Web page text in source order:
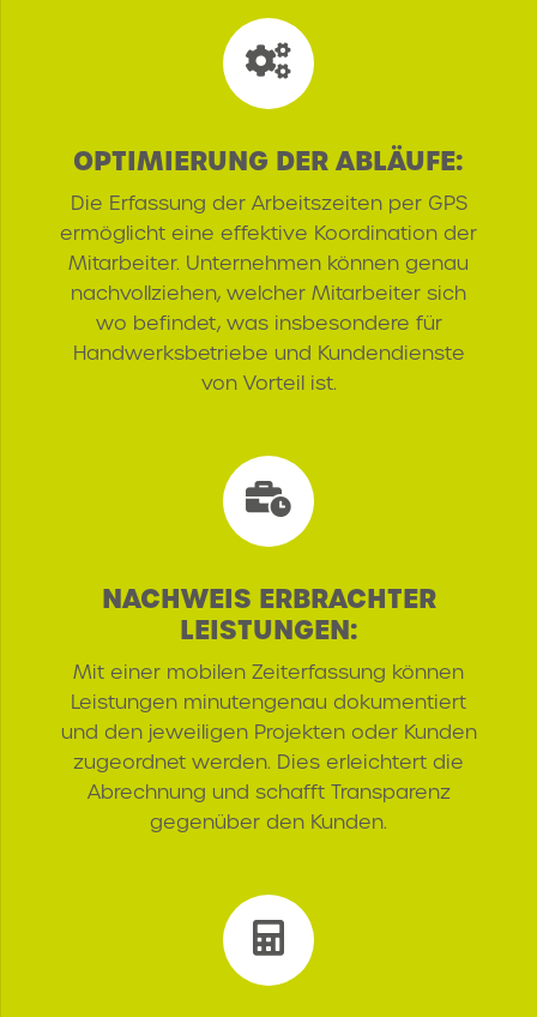
OPTIMIERUNG DER ABLÄUFE:
Die Erfassung der Arbeitszeiten per GPS
ermöglicht eine effektive Koordination der
Mitarbeiter. Unternehmen können genau
nachvollziehen, welcher Mitarbeiter sich
wo befindet, was insbesondere für
Handwerksbetriebe und Kundendienste
von Vorteil ist.
NACHWEIS ERBRACHTER
LEISTUNGEN:
Mit einer mobilen Zeiterfassung können
Leistungen minutengenau dokumentiert
und den jeweiligen Projekten oder Kunden
zugeordnet werden. Dies erleichtert die
Abrechnung und schafft Transparenz
gegenüber den Kunden.